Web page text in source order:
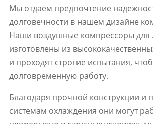
Мы отдаем предпочтение
долговечности в нашем дизайне
Наши воздушные компрессоры для
изготовлены из
и проходят строгие испытания,
долговременную работу.
Благодаря прочной конструкции и
системам охлаждения они могут